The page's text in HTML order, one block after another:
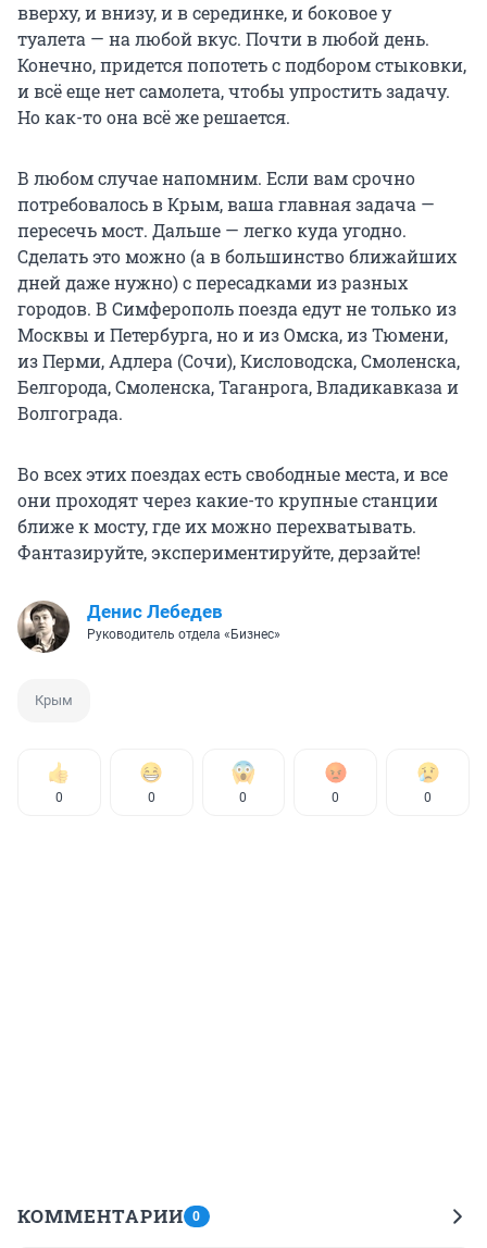
вверху, и внизу, и в серединке, и боковое у
туалета — на любой вкус. Почти в любой день.
Конечно, придется попотеть с подбором стыковки,
и всё еще нет самолета, чтобы упростить задачу.
Но как-то она всё же решается.
В любом случае напомним. Если вам срочно
потребовалось в Крым, ваша главная задача —
пересечь мост. Дальше — легко куда угодно.
Сделать это можно (а в большинство ближайших
дней даже нужно) с пересадками из разных
городов. В Симферополь поезда едут не только из
Москвы и Петербурга, но и из Омска, из Тюмени,
из Перми, Адлера (Сочи), Кисловодска, Смоленска,
Белгорода, Смоленска, Таганрога, Владикавказа и
Волгограда.
Во всех этих поездах есть свободные места, и все
они проходят через какие-то крупные станции
ближе к мосту, где их можно перехватывать.
Фантазируйте, экспериментируйте, дерзайте!
Денис Лебедев
Руководитель отдела «Бизнес»
Крым
0 0 0 0 0
КОММЕНТАРИИ 0